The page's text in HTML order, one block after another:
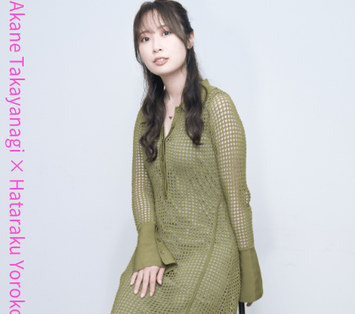
Akane Takayanagi × Hataraku Yorokobi =